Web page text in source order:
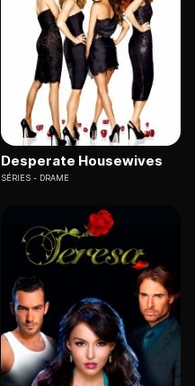
Desperate Housewives
SÉRIES DRAME